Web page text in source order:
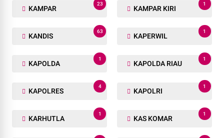
KAMPAR
23
KAMPAR KIRI
1
KANDIS
63
KAPERWIL
1
KAPOLDA
1
KAPOLDA RIAU
1
KAPOLRES
4
KAPOLRI
1
KARHUTLA
1
KAS KOMAR
1